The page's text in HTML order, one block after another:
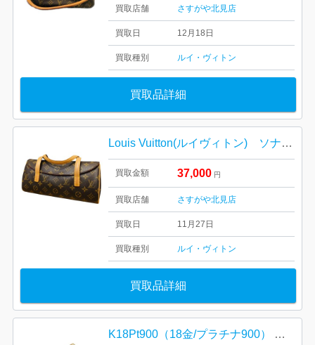
買取店舗 さすがや北見店
買取日 12月18日
買取種別 ルイ・ヴィトン
買取品詳細
Louis Vuitton(ルイヴィトン) ソナチネ ショルダーバッグ
買取金額 37,000 円
買取店舗 さすがや北見店
買取日 11月27日
買取種別 ルイ・ヴィトン
買取品詳細
K18Pt900（18金/プラチナ900） メレダイヤモンド付きコンビリング